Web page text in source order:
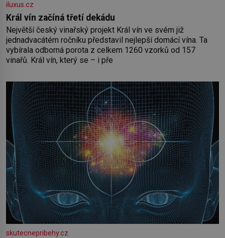
iluxus.cz
Král vín začíná třetí dekádu
Největší český vinařský projekt Král vín ve svém již
jednadvacátém ročníku představil nejlepší domácí vína. Ta
vybírala odborná porota z celkem 1260 vzorků od 157
vinařů. Král vín, který se – i pře
skutecnepribehy.cz